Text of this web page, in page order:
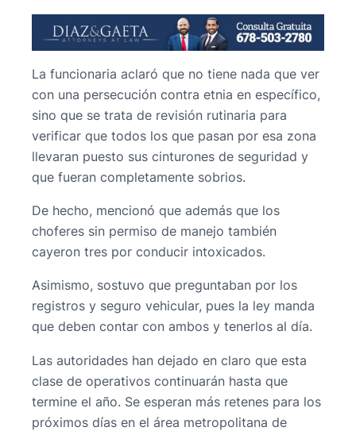
La funcionaria aclaró que no tiene nada que ver
con una persecución contra etnia en específico,
sino que se trata de revisión rutinaria para
verificar que todos los que pasan por esa zona
llevaran puesto sus cinturones de seguridad y
que fueran completamente sobrios.
De hecho, mencionó que además que los
choferes sin permiso de manejo también
cayeron tres por conducir intoxicados.
Asimismo, sostuvo que preguntaban por los
registros y seguro vehicular, pues la ley manda
que deben contar con ambos y tenerlos al día.
Las autoridades han dejado en claro que esta
clase de operativos continuarán hasta que
termine el año. Se esperan más retenes para los
próximos días en el área metropolitana de